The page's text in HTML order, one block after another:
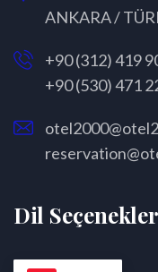
ANKARA /
+90 (312) 419
+90 (530) 471
Dil